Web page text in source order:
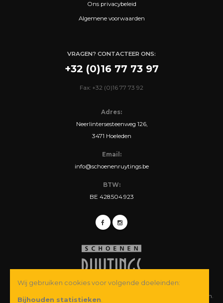
Ons privacybeleid
Algemene voorwaarden
VRAGEN? CONTACTEER ONS:
+32 (0)16 77 73 97
Fax: +32 (0)16 77 73 92
Adres:
Neerlintersesteenweg 126,
3471 Hoeleden
Email:
info@schoenenruytings.be
BTW:
BE 428.504.923
© Copyright 2026 Schoenen Ruytings BVBA. Alle rechten voorbehouden.
Wij gebruiken cookies voor volgende doeleinden:
Bijhouden statistieken